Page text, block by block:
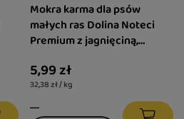
Mokra karma dla psów
małych ras Dolina Noteci
Premium z jagnięciną,
5,99 zł
32,38 zł / kg